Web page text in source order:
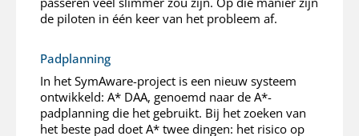
de piloten in één keer van het probleem af.
Padplanning
In het SymAware-project is een nieuw systeem
ontwikkeld: A* DAA, genoemd naar de A*-
padplanning die het gebruikt. Bij het zoeken van
het beste pad doet A* twee dingen: het risico op